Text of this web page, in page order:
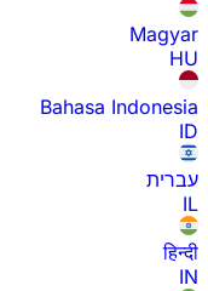
Magyar
HU
Bahasa Indonesia
ID
עברית
IL
हिन्दी
IN